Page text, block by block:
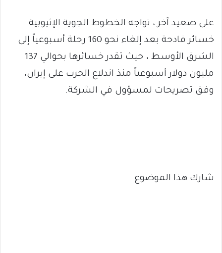
على صعيد آخر ، تواجه الخطوط الجوية الإثيوبية
خسائر فادحة بعد إلغاء نحو 160 رحلة أسبوعياً إلى
الشرق الأوسط ، حيث تقدر خسائرها بحوالي 137
مليون دولار أسبوعياً منذ اندلاع الحرب على إيران،
وفق تصريحات لمسؤول في الشركة.
شارك هذا الموضوع